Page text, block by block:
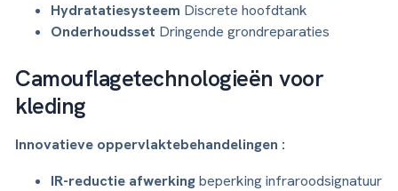
Hydratatiesysteem Discrete hoofdtank
Onderhoudsset Dringende grondreparaties
Camouflagetechnologieën voor
kleding
Innovatieve oppervlaktebehandelingen :
IR-reductie afwerkingbeperking infraroodsignatuur